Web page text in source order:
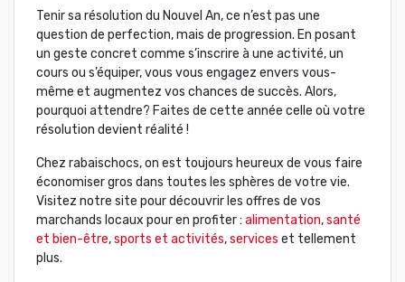
Tenir sa résolution du Nouvel An, ce n’est pas une
question de perfection, mais de progression. En posant
un geste concret comme s’inscrire à une activité, un
cours ou s’équiper, vous vous engagez envers vous-
même et augmentez vos chances de succès. Alors,
pourquoi attendre? Faites de cette année celle où votre
résolution devient réalité !
Chez rabaischocs, on est toujours heureux de vous faire
économiser gros dans toutes les sphères de votre vie.
Visitez notre site pour découvrir les offres de vos
marchands locaux pour en profiter : alimentation,santé
et bien-être,sports et activités,services et tellement
plus.